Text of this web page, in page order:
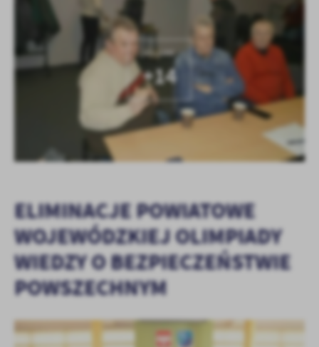
+14
ELIMINACJE POWIATOWE
WOJEWÓDZKIEJ OLIMPIADY
WIEDZY O BEZPIECZEŃSTWIE
POWSZECHNYM